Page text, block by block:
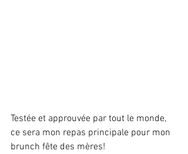
Testée et approuvée par tout le monde,
ce sera mon repas principale pour mon
brunch fête des mères!